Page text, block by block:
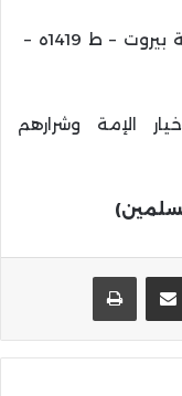
(8) تفسير ابن كثير – دار الكتب العلمية بيروت – ط 1419ه –
الإمة وشرارهم
مشاركة عبر البريد